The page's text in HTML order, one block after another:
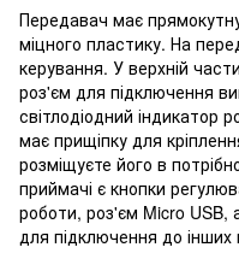
Передавач має
міцного пластику. На
керування. У верхній
роз'єм для підключення
світлодіодний індикатор
має прищіпку для
розміщуєте його в
приймачі є кнопки
роботи, роз'єм Micro USB,
для підключення до інших